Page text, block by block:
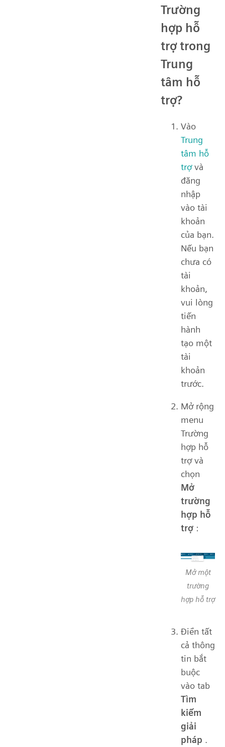
Trường
hợp hỗ
trợ trong
Trung
tâm hỗ
trợ?
Vào
Trung
tâm hỗ
trợvà
đăng
nhập
vào tài
khoản
của bạn.
Nếu bạn
chưa có
tài
khoản,
vui lòng
tiến
hành
tạo một
tài
khoản
trước.
Mở rộng
menu
Trường
hợp hỗ
trợ và
chọn
Mở
trường
hợp hỗ
trợ :
Mở một
trường
hợp hỗ trợ
Điền tất
cả thông
tin bắt
buộc
vào tab
Tìm
kiếm
giải
pháp .